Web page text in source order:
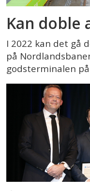
Kan doble
I 2022 kan det gå
på
godsterminalen